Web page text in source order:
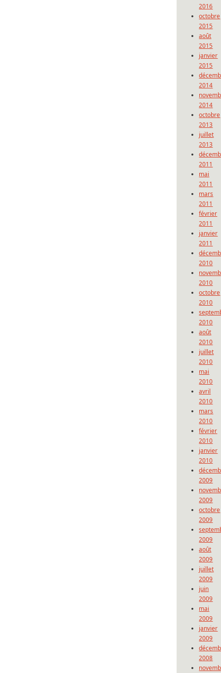
2016
octobre
2015
août
2015
janvier
2015
2014
2014
octobre
2013
juillet
2013
2011
mai
2011
mars
2011
février
2011
janvier
2011
2010
2010
octobre
2010
2010
août
2010
juillet
2010
mai
2010
avril
2010
mars
2010
février
2010
janvier
2010
2009
2009
octobre
2009
2009
août
2009
juillet
2009
juin
2009
mai
2009
janvier
2009
2008